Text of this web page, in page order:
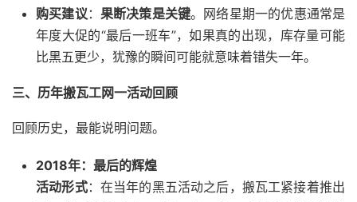
购买建议： 果断决策是关键。网络星期一的优惠通常是
年度大促的“最后一班车”，如果真的出现，库存量可能
比黑五更少，犹豫的瞬间可能就意味着错失一年。
三、历年搬瓦工网一活动回顾
回顾历史，最能说明问题。
2018年：最后的辉煌
活动形式：在当年的黑五活动之后，搬瓦工紧接着推出